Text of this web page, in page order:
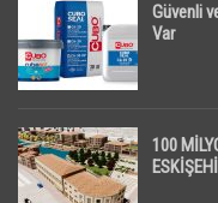
Güvenli
Var
100